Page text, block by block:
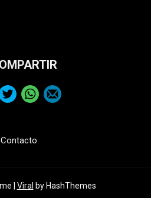
Contacto
| Viral by HashThemes